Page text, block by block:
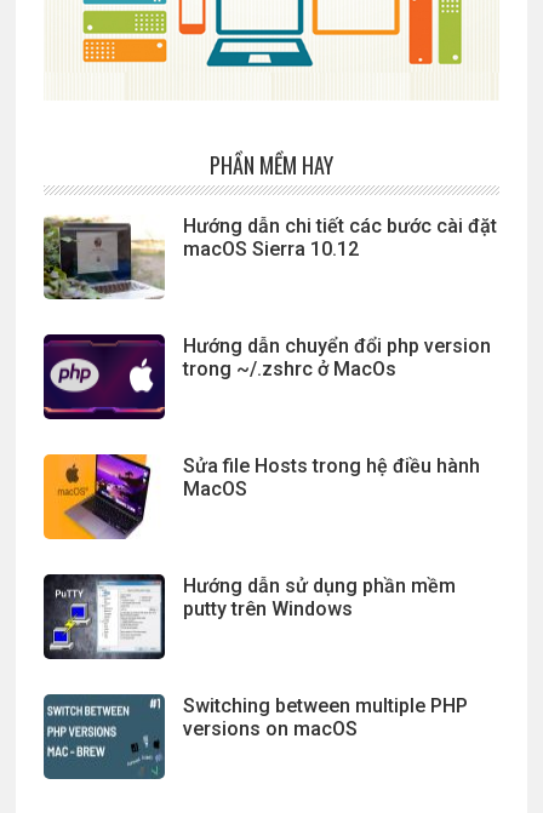
PHẦN MỀM HAY
Hướng dẫn chi tiết các bước cài đặt
macOS Sierra 10.12
Hướng dẫn chuyển đổi php version
trong ~/.zshrc ở MacOs
Sửa file Hosts trong hệ điều hành
MacOS
Hướng dẫn sử dụng phần mềm
putty trên Windows
Switching between multiple PHP
versions on macOS